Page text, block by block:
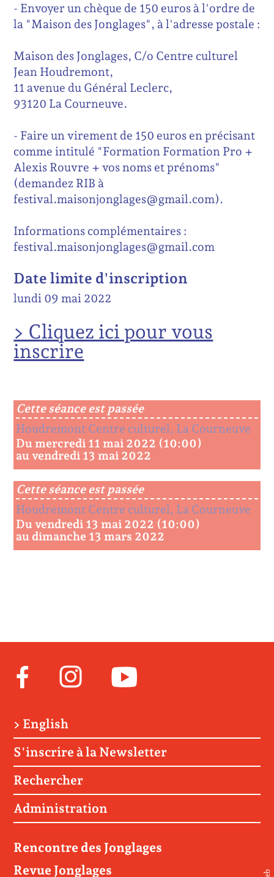
- Envoyer un chèque de 150 euros à l'ordre de
la "Maison des Jonglages", à l'adresse postale :
Maison des Jonglages, C/o Centre culturel
Jean Houdremont,
11 avenue du Général Leclerc,
93120 La Courneuve.
- Faire un virement de 150 euros en précisant
comme intitulé "Formation Formation Pro +
Alexis Rouvre + vos noms et prénoms"
(demandez RIB à
festival.maisonjonglages@gmail.com).
Informations complémentaires :
festival.maisonjonglages@gmail.com
Date limite d'inscription
lundi 09 mai 2022
> Cliquez ici pour vous
inscrire
Cette séance est passée
Houdremont Centre culturel, La Courneuve
Du mercredi 11 mai 2022 (10:00)
au vendredi 13 mai 2022
Cette séance est passée
Houdremont Centre culturel, La Courneuve
Du vendredi 13 mai 2022 (10:00)
au dimanche 13 mars 2022
Facebook
Instagram
> English
S'inscrire à la Newsletter
Rechercher
Administration
Rencontre des Jonglages
Revue Jonglages